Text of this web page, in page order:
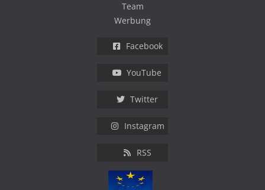
Team
Werbung
Facebook
YouTube
Twitter
Instagram
RSS